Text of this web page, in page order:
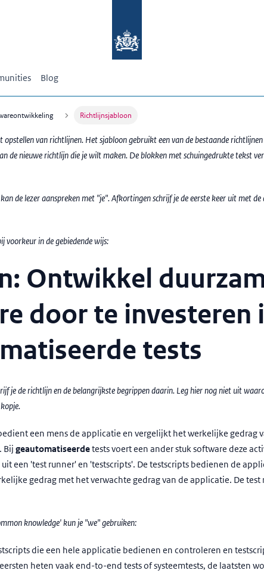
Blog
Richtlijnsjabloon
opstellen van richtlijnen. Het sjabloon gebruikt een van de bestaande
de nieuwe richtlijn die je wilt maken. De blokken met schuingedrukte tekst
de lezer aanspreken met "je". Afkortingen schrijf je de eerste keer uit met
voorkeur in de gebiedende wijs:
Ontwikkel
door te investeren
tests
je de richtlijn en de belangrijkste begrippen daarin. Leg hier nog niet uit
een mens de applicatie en vergelijkt het werkelijke gedrag
Bij geautomatiseerdetests voert een ander stuk software deze
een 'test runner' en 'testscripts'. De testscripts bedienen de
gedrag met het verwachte gedrag van de applicatie. De test
knowledge' kun je "we" gebruiken:
die een hele applicatie bedienen en controleren en
heten vaak end-to-end tests of systeemtests, de laatsten